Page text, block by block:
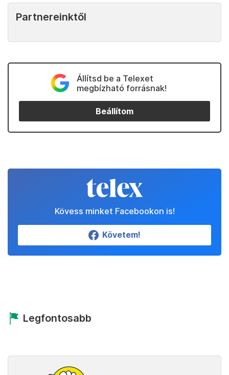
Partnereinktől
Állítsd be a Telexet
megbízható forrásnak!
Beállítom
Kövess minket Facebookon is!
Követem!
Legfontosabb